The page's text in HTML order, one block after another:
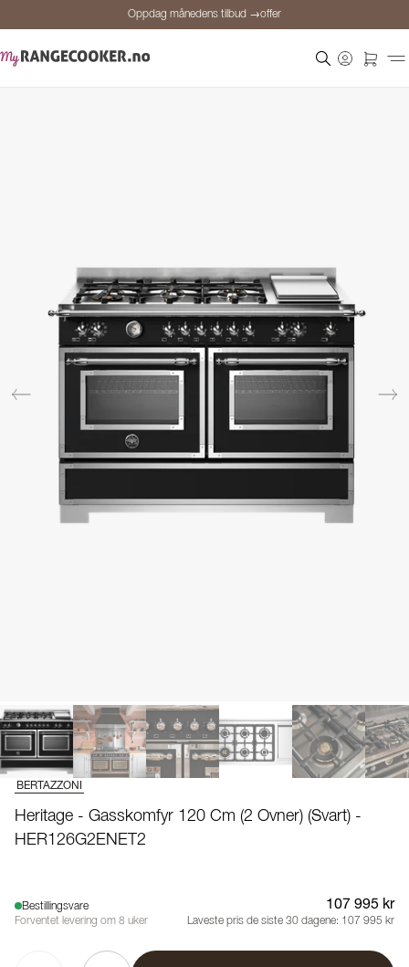
Oppdag månedens tilbud →offer
BERTAZZONI
Heritage - Gasskomfyr 120 Cm (2 Ovner) (Svart) -
HER126G2ENET2
Bestillingsvare
Forventet levering om 8 uker
107 995 kr
Laveste pris de siste 30 dagene: 107 995 kr